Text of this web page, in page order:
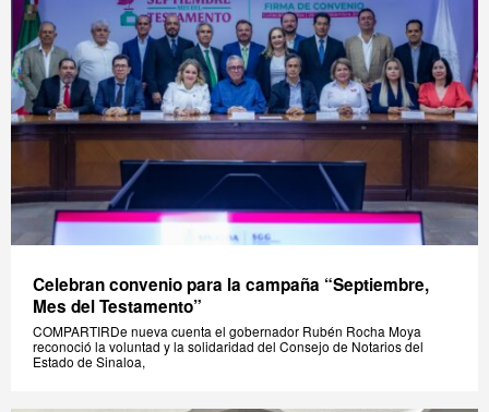
Celebran convenio para la campaña “Septiembre,
Mes del Testamento”
COMPARTIRDe nueva cuenta el gobernador Rubén Rocha Moya
reconoció la voluntad y la solidaridad del Consejo de Notarios del
Estado de Sinaloa,